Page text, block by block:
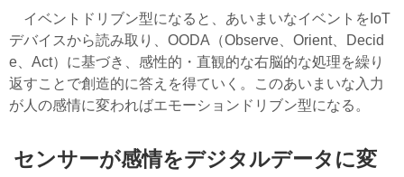
イベントドリブン型になると、あいまいなイベントをIoT
デバイスから読み取り、OODA（Observe、Orient、Decid
e、Act）に基づき、感性的・直観的な右脳的な処理を繰り
返すことで創造的に答えを得ていく。このあいまいな入力
が人の感情に変わればエモーションドリブン型になる。
センサーが感情をデジタルデータに変